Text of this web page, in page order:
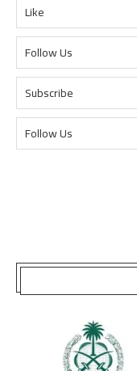
Like
Follow Us
Subscribe
Follow Us